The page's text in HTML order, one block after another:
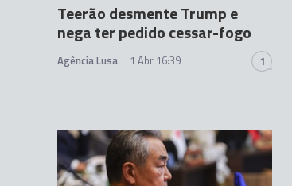
Teerão desmente Trump e
nega ter pedido cessar-fogo
Agência Lusa 1 Abr 16:39 1